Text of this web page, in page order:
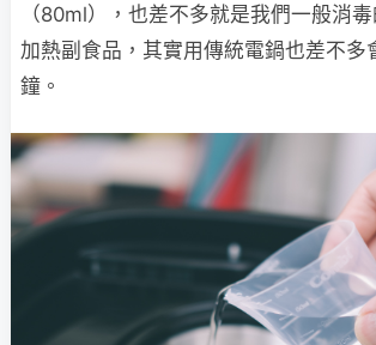
（80ml），也差不多就是我們一般消
加熱副食品，其實用傳統電鍋也差不
鐘。